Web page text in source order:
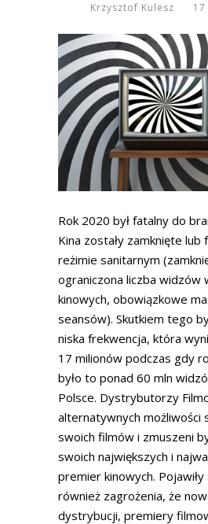
Krzysztof Kulesz
Rok 2020 był fatalny do
Kina zostały zamknięte lub
reżimie sanitarnym
ograniczona liczba widzów
kinowych, obowiązkowe
seansów). Skutkiem tego
niska frekwencja, która
17 milionów podczas gdy
było to ponad 60 mln
Polsce. Dystrybutorzy
alternatywnych możliwości
swoich filmów i zmuszeni
swoich największych i
premier kinowych.
również zagrożenia, że
dystrybucji, premiery